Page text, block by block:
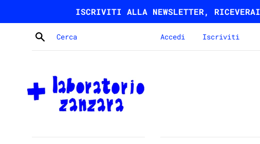
contenuti
ISCRIVITI ALLA NEWSLETTER,
Cerca Accedi Iscriviti